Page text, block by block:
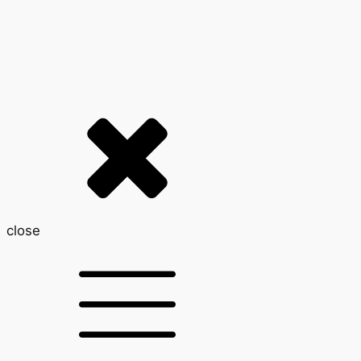
close